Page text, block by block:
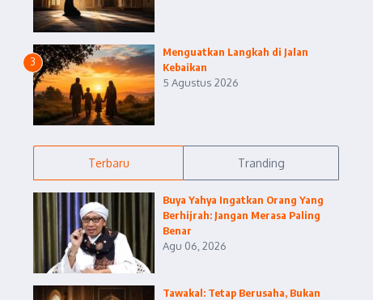
3
Menguatkan Langkah di Jalan
Kebaikan
5 Agustus 2026
Terbaru Tranding
Buya Yahya Ingatkan Orang Yang
Berhijrah: Jangan Merasa Paling
Benar
Agu 06, 2026
Tawakal: Tetap Berusaha, Bukan